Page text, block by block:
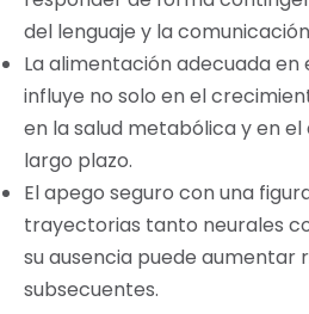
del lenguaje y la
La alimentación adecuada
influye no solo en el
en la salud metabólica y en
largo plazo.
El apego seguro con una
trayectorias tanto neurales
su ausencia puede aumentar
subsecuentes.